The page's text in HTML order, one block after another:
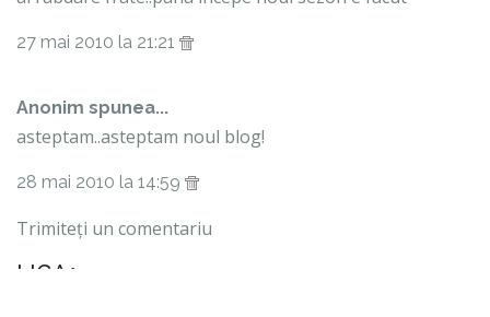
27 mai 2010 la 21:21
Anonim spunea...
asteptam..asteptam noul blog!
28 mai 2010 la 14:59
Trimiteți un comentariu
LIGA1